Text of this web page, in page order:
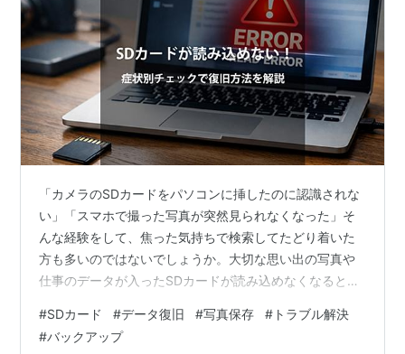
「カメラのSDカードをパソコンに挿したのに認識されな
い」「スマホで撮った写真が突然見られなくなった」そ
んな経験をして、焦った気持ちで検索してたどり着いた
方も多いのではないでしょうか。大切な思い出の写真や
仕事のデータが入ったSDカードが読み込めなくなると、
番に対処すれば、自力でデータを救出できるケースは意
外と多いのです。この記事では、SDカードが読み込めな
#SDカード #データ復旧 #写真保存 # トラブル解決
#バックアップ